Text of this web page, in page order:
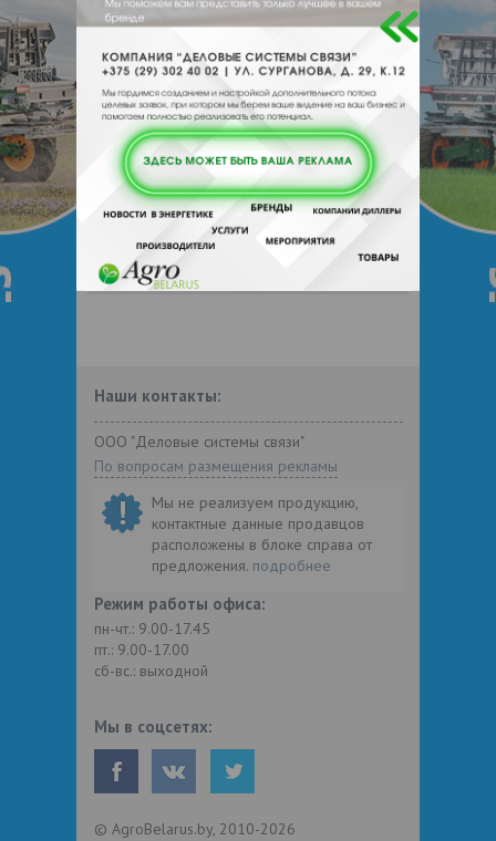
Отзывы Еще
Отзывы
Чтобы оставить комментарий или
выставить рейтинг, нужноВойти
Зарегистрироваться
Наши контакты:
ООО "Деловые системы связи"
По вопросам размещения рекламы
Мы не реализуем продукцию,
контактные данные продавцов
расположены в блоке справа от
предложения. подробнее
Режим работы офиса:
пн-чт.: 9.00-17.45
пт.: 9.00-17.00
сб-вс.: выходной
Мы в соцсетях:
© AgroBelarus.by, 2010-2026